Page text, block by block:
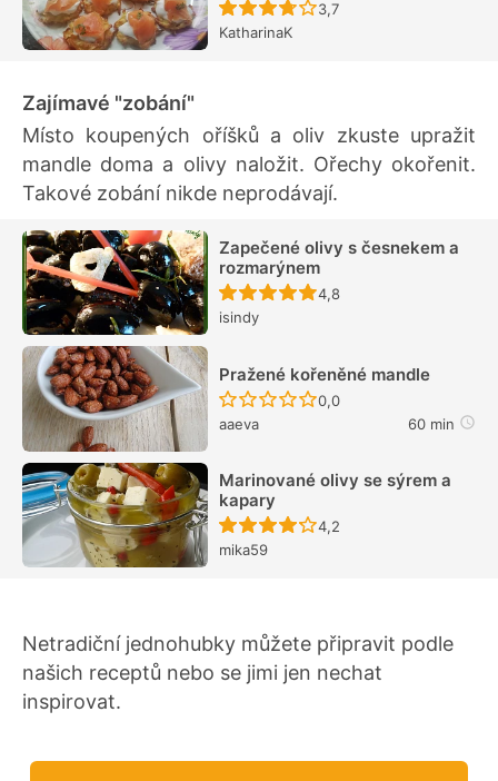
Recept ještě nebyl
3,7
KatharinaK
Zajímavé "zobání"
Místo koupených oříšků a oliv zkuste upražit
mandle doma a olivy naložit. Ořechy okořenit.
Takové zobání nikde neprodávají.
Zapečené olivy s česnekem a
rozmarýnem
Recept ještě nebyl
4,8
isindy
Pražené kořeněné mandle
Recept ještě nebyl
0,0
aaeva
60 min
Marinované olivy se sýrem a
kapary
Recept ještě nebyl
4,2
mika59
Netradiční jednohubky můžete připravit podle
našich receptů nebo se jimi jen nechat
inspirovat.